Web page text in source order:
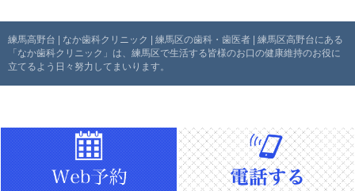
ー
シ
ン
練馬高野台 | なか歯科クリニック | 練馬区の歯科・歯医者 | 練馬区高野台にある
「なか歯科クリニック」は、練馬区で生活する皆様のお口の健康維持のお役に
立てるよう日々努力してまいります。